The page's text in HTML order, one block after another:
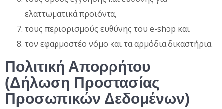
ελαττωματικά προϊόντα,
τους περιορισμούς ευθύνης του e-shop και
τον εφαρμοστέο νόμο και τα αρμόδια δικαστήρια.
Πολιτική Απορρήτου
(Δήλωση Προστασίας
Προσωπικών Δεδομένων)